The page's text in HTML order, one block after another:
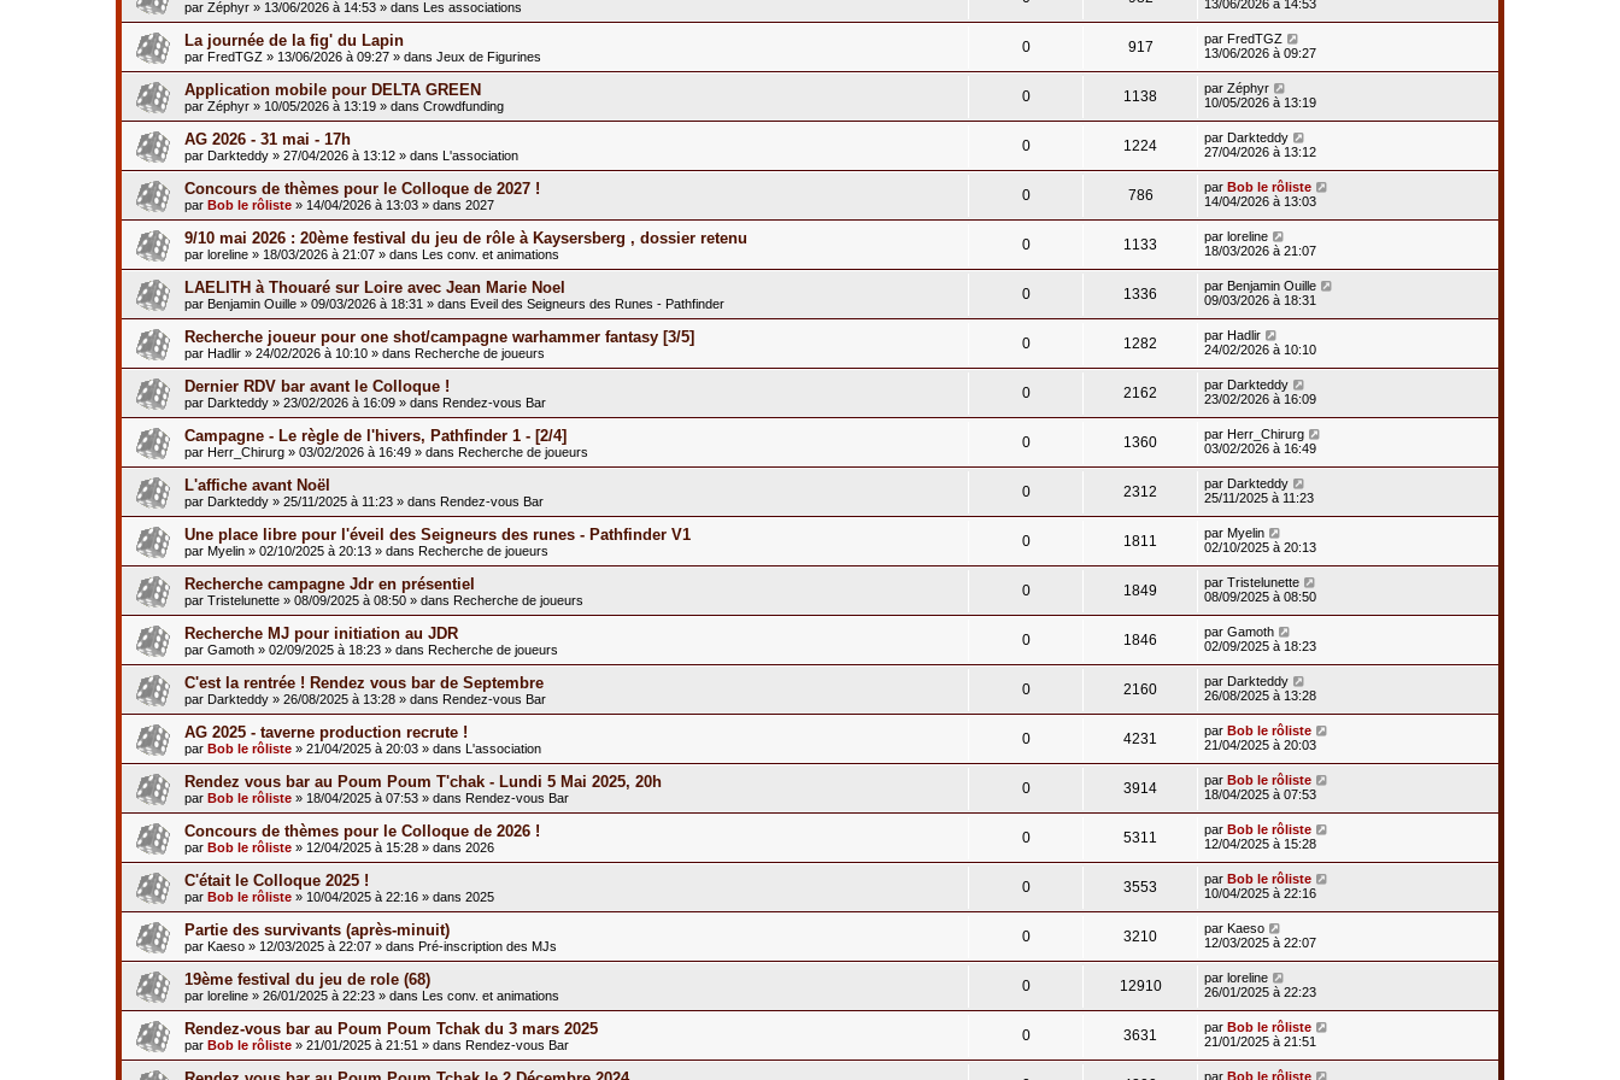
par Zéphyr » 13/06/2026 à 14:53 » dans Les associations
13/06/2026 à 14:53
La journée de la fig' du Lapin
par FredTGZ » 13/06/2026 à 09:27 » dans Jeux de Figurines
0 917 par FredTGZ
13/06/2026 à 09:27
Application mobile pour DELTA GREEN
par Zéphyr » 10/05/2026 à 13:19 » dans Crowdfunding
0 1138 par Zéphyr
10/05/2026 à 13:19
AG 2026 - 31 mai - 17h
par Darkteddy » 27/04/2026 à 13:12 » dans L'association
0 1224 par Darkteddy
27/04/2026 à 13:12
Concours de thèmes pour le Colloque de 2027 !
par Bob le rôliste » 14/04/2026 à 13:03 » dans 2027
0 786 par Bob le rôliste
14/04/2026 à 13:03
9/10 mai 2026 : 20ème festival du jeu de rôle à Kaysersberg , dossier retenu
par loreline » 18/03/2026 à 21:07 » dans Les conv. et animations
0 1133 par loreline
18/03/2026 à 21:07
LAELITH à Thouaré sur Loire avec Jean Marie Noel
par Benjamin Ouille » 09/03/2026 à 18:31 » dans Eveil des Seigneurs des Runes - Pathfinder
0 1336 par Benjamin Ouille
09/03/2026 à 18:31
Recherche joueur pour one shot/campagne warhammer fantasy [3/5]
par Hadlir » 24/02/2026 à 10:10 » dans Recherche de joueurs
0 1282 par Hadlir
24/02/2026 à 10:10
Dernier RDV bar avant le Colloque !
par Darkteddy » 23/02/2026 à 16:09 » dans Rendez-vous Bar
0 2162 par Darkteddy
23/02/2026 à 16:09
Campagne - Le règle de l'hivers, Pathfinder 1 - [2/4]
par Herr_Chirurg » 03/02/2026 à 16:49 » dans Recherche de joueurs
0 1360 par Herr_Chirurg
03/02/2026 à 16:49
L'affiche avant Noël
par Darkteddy » 25/11/2025 à 11:23 » dans Rendez-vous Bar
0 2312 par Darkteddy
25/11/2025 à 11:23
Une place libre pour l'éveil des Seigneurs des runes - Pathfinder V1
par Myelin » 02/10/2025 à 20:13 » dans Recherche de joueurs
0 1811 par Myelin
02/10/2025 à 20:13
Recherche campagne Jdr en présentiel
par Tristelunette » 08/09/2025 à 08:50 » dans Recherche de joueurs
0 1849 par Tristelunette
08/09/2025 à 08:50
Recherche MJ pour initiation au JDR
par Gamoth » 02/09/2025 à 18:23 » dans Recherche de joueurs
0 1846 par Gamoth
02/09/2025 à 18:23
C'est la rentrée ! Rendez vous bar de Septembre
par Darkteddy » 26/08/2025 à 13:28 » dans Rendez-vous Bar
0 2160 par Darkteddy
26/08/2025 à 13:28
AG 2025 - taverne production recrute !
par Bob le rôliste » 21/04/2025 à 20:03 » dans L'association
0 4231 par Bob le rôliste
21/04/2025 à 20:03
Rendez vous bar au Poum Poum T'chak - Lundi 5 Mai 2025, 20h
par Bob le rôliste » 18/04/2025 à 07:53 » dans Rendez-vous Bar
0 3914 par Bob le rôliste
18/04/2025 à 07:53
Concours de thèmes pour le Colloque de 2026 !
par Bob le rôliste » 12/04/2025 à 15:28 » dans 2026
0 5311 par Bob le rôliste
12/04/2025 à 15:28
C'était le Colloque 2025 !
par Bob le rôliste » 10/04/2025 à 22:16 » dans 2025
0 3553 par Bob le rôliste
10/04/2025 à 22:16
Partie des survivants (après-minuit)
par Kaeso » 12/03/2025 à 22:07 » dans Pré-inscription des MJs
0 3210 par Kaeso
12/03/2025 à 22:07
19ème festival du jeu de role (68)
par loreline » 26/01/2025 à 22:23 » dans Les conv. et animations
0 12910 par loreline
26/01/2025 à 22:23
Rendez-vous bar au Poum Poum Tchak du 3 mars 2025
par Bob le rôliste » 21/01/2025 à 21:51 » dans Rendez-vous Bar
0 3631 par Bob le rôliste
21/01/2025 à 21:51
par Bob le rôliste